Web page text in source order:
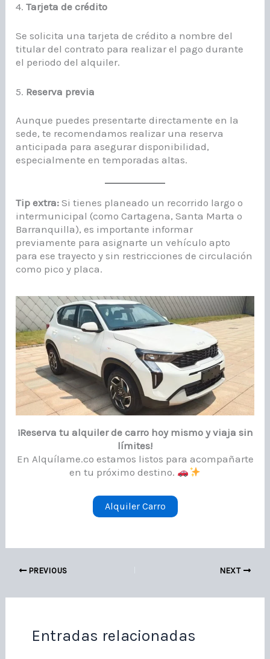
4.Tarjeta de crédito
Se solicita una tarjeta de crédito a nombre del
titular del contrato para realizar el pago durante
el periodo del alquiler.
5. Reserva previa
Aunque puedes presentarte directamente en la
sede, te recomendamos realizar una reserva
anticipada para asegurar disponibilidad,
especialmente en temporadas altas.
Tip extra: Si tienes planeado un recorrido largo o
intermunicipal (como Cartagena, Santa Marta o
Barranquilla), es importante informar
previamente para asignarte un vehículo apto
para ese trayecto y sin restricciones de circulación
como pico y placa.
¡Reserva tu alquiler de carro hoy mismo y viaja sin
límites!
En Alquílame.co estamos listos para acompañarte
en tu próximo destino.
Alquiler Carro
PREVIOUS NEXT
Entradas relacionadas